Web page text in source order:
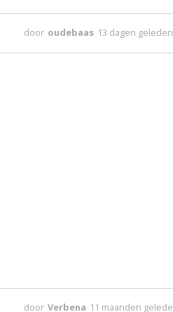
door oudebaas 13 dagen geleden
door Verbena 11 maanden